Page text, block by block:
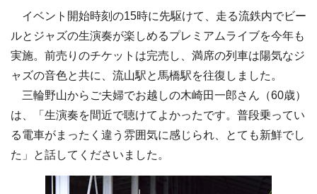
イベント開始時刻の15時に先駆けて、走る流鉄内でビー
ルとジャズの生演奏が楽しめるプレミアムライブを今年も
実施。前売りのチケットは完売し、満席の列車は陽気なジ
ャズの音色と共に、流山駅と馬橋駅を往復しました。
三輪野山からご夫婦でお越しの木崎田一郎さん（60歳）
は、「生演奏を間近で聴けてよかったです。普段乗ってい
る電車がまったく違う雰囲気に感じられ、とても新鮮でし
た」と話してくださいました。